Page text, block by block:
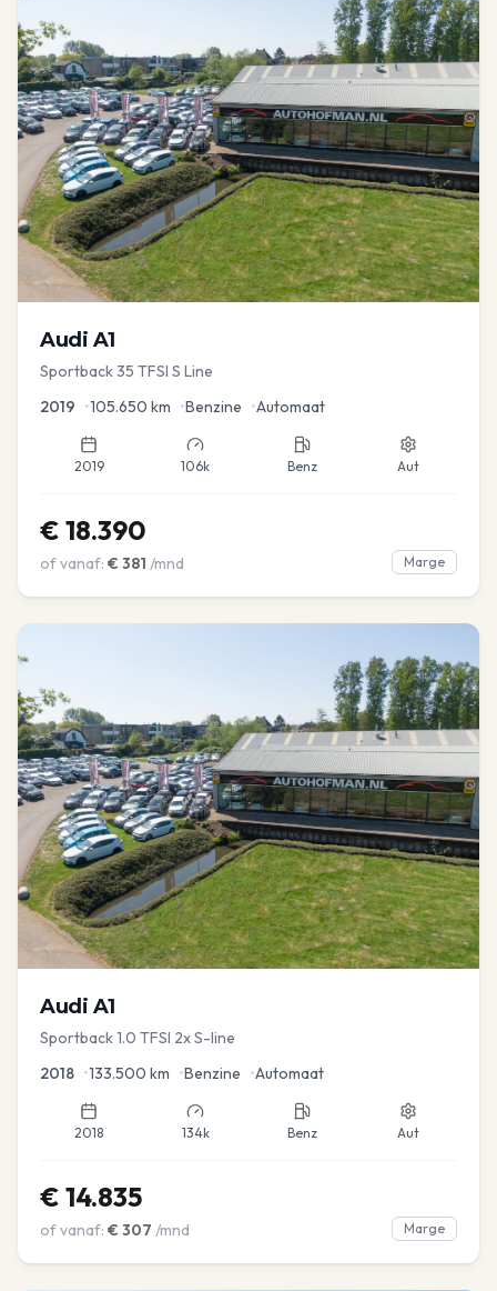
Audi A1
Sportback 35 TFSI S Line
2019 •105.650 km •Benzine •Automaat
2019 106k Benz Aut
€ 18.390
of vanaf: € 381 /mnd Marge
Audi A1
Sportback 1.0 TFSI 2x S-line
2018 •133.500 km •Benzine •Automaat
2018 134k Benz Aut
€ 14.835
of vanaf: € 307 /mnd Marge